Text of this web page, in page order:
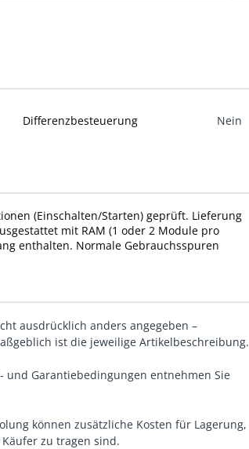
Differenzbesteuerung Nein
(Einschalten/Starten) geprüft. Lieferung
mit RAM (1 oder 2 Module pro
enthalten. Normale Gebrauchsspuren
ausdrücklich anders angegeben –
ist die jeweilige Artikelbeschreibung.
Garantiebedingungen entnehmen Sie
können zusätzliche Kosten für Lagerung,
zu tragen sind.